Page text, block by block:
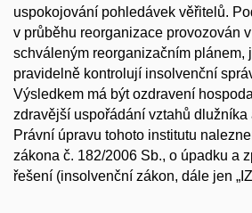
uspokojování pohledávek věřitelů.
v průběhu reorganizace provozován
schváleným reorganizačním plánem,
pravidelně kontrolují insolvenční
Výsledkem má být ozdravení
zdravější uspořádání vztahů dlužníka
Právní úpravu tohoto institutu
zákona č. 182/2006 Sb., o úpadku a
řešení (insolvenční zákon, dále jen